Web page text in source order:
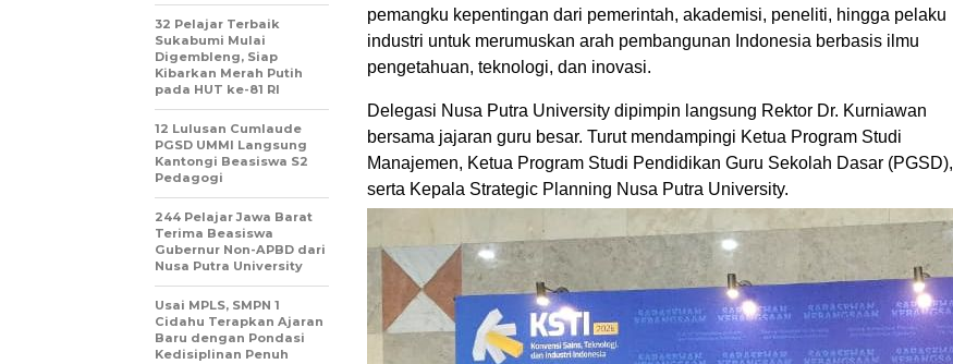
pemangku kepentingan dari pemerintah, akademisi, peneliti, hingga pelaku
industri untuk merumuskan arah pembangunan Indonesia berbasis ilmu
pengetahuan, teknologi, dan inovasi.
Delegasi Nusa Putra University dipimpin langsung Rektor Dr. Kurniawan
bersama jajaran guru besar. Turut mendampingi Ketua Program Studi
Manajemen, Ketua Program Studi Pendidikan Guru Sekolah Dasar (PGSD),
serta Kepala Strategic Planning Nusa Putra University.
32 Pelajar Terbaik
Sukabumi Mulai
Digembleng, Siap
Kibarkan Merah Putih
pada HUT ke-81 RI
12 Lulusan Cumlaude
PGSD UMMI Langsung
Kantongi Beasiswa S2
Pedagogi
244 Pelajar Jawa Barat
Terima Beasiswa
Gubernur Non-APBD dari
Nusa Putra University
Usai MPLS, SMPN 1
Cidahu Terapkan Ajaran
Baru dengan Pondasi
Kedisiplinan Penuh